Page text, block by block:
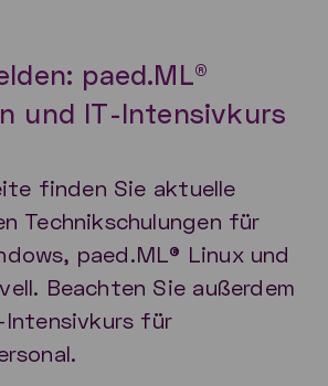
paed.ML®
und IT-Intensivkurs
finden Sie aktuelle
Technikschulungen für
paed.ML® Linux und
Beachten Sie außerdem
Intensivkurs für